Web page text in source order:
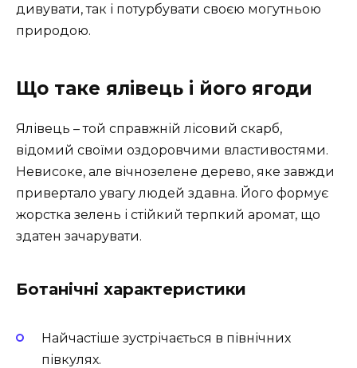
дивувати, так і потурбувати своєю могутньою
природою.
Що таке ялівець і його ягоди
Ялівець – той справжній лісовий скарб,
відомий своїми оздоровчими властивостями.
Невисоке, але вічнозелене дерево, яке завжди
привертало увагу людей здавна. Його формує
жорстка зелень і стійкий терпкий аромат, що
здатен зачарувати.
Ботанічні характеристики
Найчастіше зустрічається в північних
півкулях.